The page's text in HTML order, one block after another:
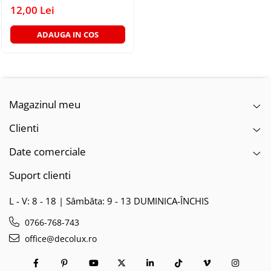
PLAFONIERE MODERNE
VEIOZE MODERNE
LAMPADARE MODERNE
APLICE CU LED
PLAFONIERE CU LED
ACCESORII
LAMPADARE CU LED
SUSPENSII VINTAGE
PLAFONIERE VINTAGE
ACCESORII & CABLU VINTAGE
SUSPENSII COPII
APLICE COPII
12,00 Lei
ADAUGA IN COS
Magazinul meu
Clienti
Date comerciale
Suport clienti
L - V: 8 - 18 | Sâmbăta: 9 - 13 DUMINICA-ÎNCHIS
0766-768-743
office@decolux.ro